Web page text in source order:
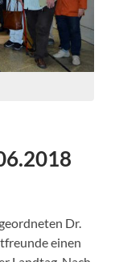
Dr.
einen